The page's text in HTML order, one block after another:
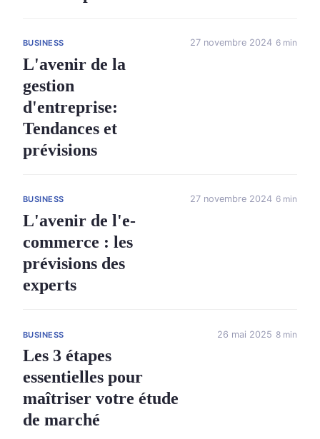
BUSINESS
L'avenir de la
gestion
d'entreprise:
Tendances et
prévisions
27 novembre 2024 6 min
BUSINESS
L'avenir de l'e-
commerce : les
prévisions des
experts
27 novembre 2024 6 min
BUSINESS
Les 3 étapes
essentielles pour
maîtriser votre étude
de marché
26 mai 2025 8 min